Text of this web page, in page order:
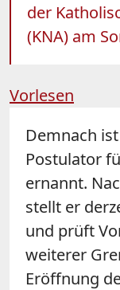
der
(KNA) am
Vorlesen
Demnach
Postulator
ernannt.
stellt er
und prüft
weiterer
Eröffnung